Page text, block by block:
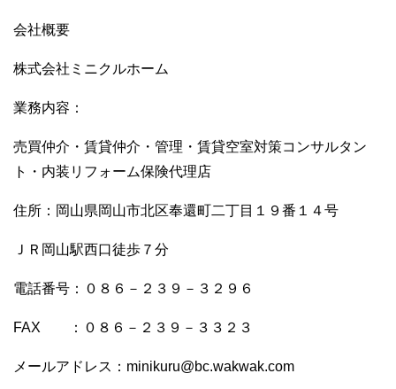
会社概要
株式会社ミニクルホーム
業務内容：
売買仲介・賃貸仲介・管理・賃貸空室対策コンサルタン
ト・内装リフォーム保険代理店
住所：岡山県岡山市北区奉還町二丁目１９番１４号
ＪＲ岡山駅西口徒歩７分
電話番号：０８６－２３９－３２９６
FAX ：０８６－２３９－３３２３
メールアドレス：minikuru@bc.wakwak.com